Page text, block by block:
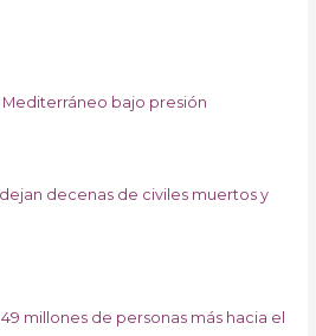
Mediterráneo bajo presión
decenas de civiles muertos y
millones de personas más hacia el